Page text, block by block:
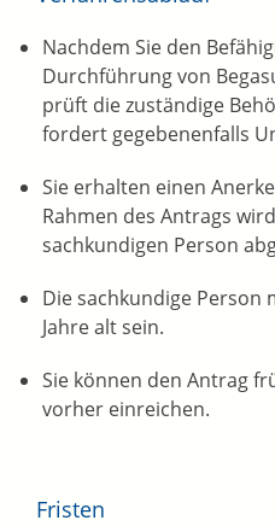
Nachdem Sie den
Durchführung von
prüft die zuständige
fordert gegebenenfalls
Sie erhalten einen
Rahmen des Antrags
sachkundigen Person
Die sachkundige Person
Jahre alt sein.
Sie können den Antrag
vorher einreichen.
Fristen